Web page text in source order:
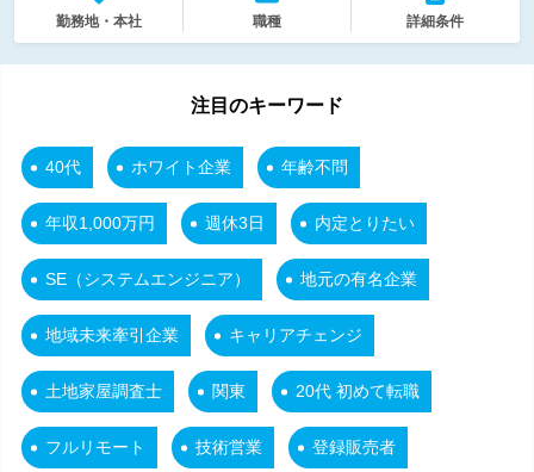
勤務地・本社 職種 詳細条件
注目のキーワード
40代 ホワイト企業 年齢不問
年収1,000万円 週休3日 内定とりたい
SE（システムエンジニア） 地元の有名企業
地域未来牽引企業 キャリアチェンジ
土地家屋調査士 関東 20代 初めて転職
フルリモート 技術営業 登録販売者